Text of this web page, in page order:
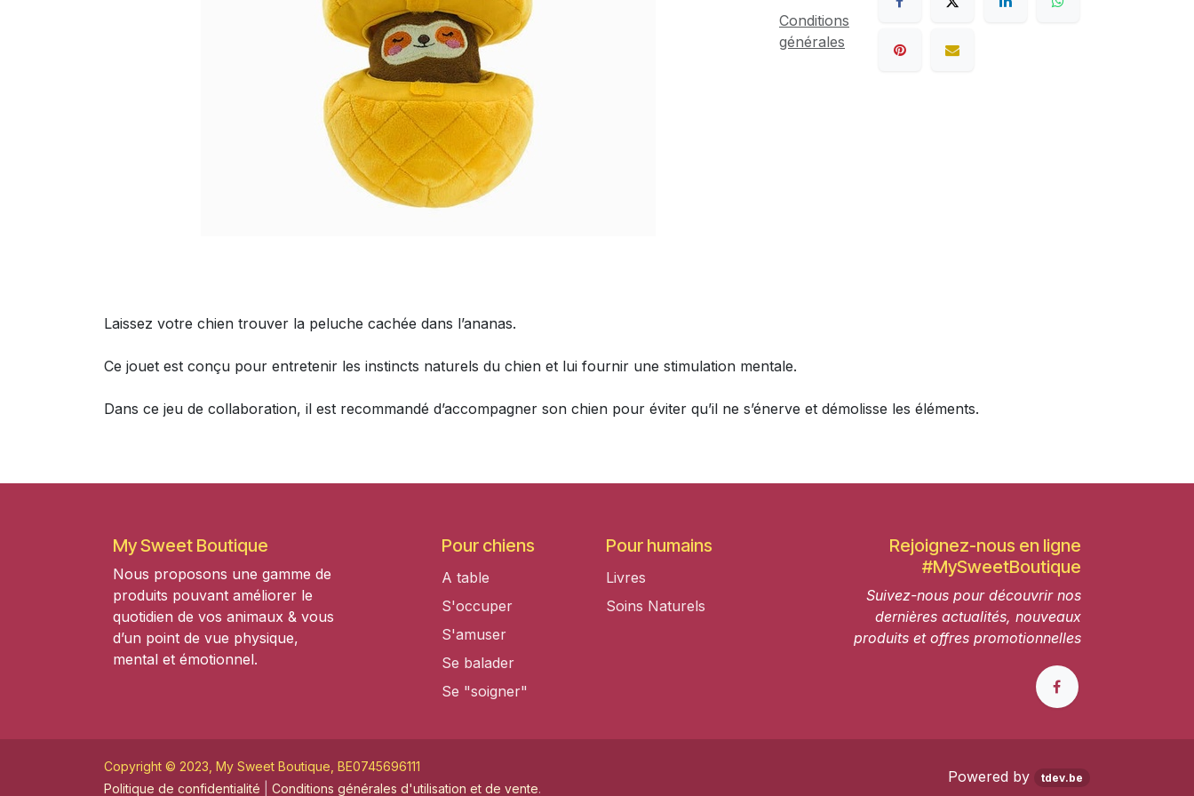
Conditions
générales
Laissez votre chien trouver la peluche cachée dans l’ananas.
Ce jouet est conçu pour entretenir les instincts naturels du chien et lui fournir une stimulation mentale.
Dans ce jeu de collaboration, il est recommandé d’accompagner son chien pour éviter qu’il ne s’énerve et démolisse les éléments.
Rejoignez-nous en ligne
#MySweetBoutique
Suivez-nous pour découvrir nos
dernières actualités, nouveaux
produits et offres promotionnelles
Pour chiens
A table
S'occuper
S'amuser
Se balader
Se "soigner"
My Sweet Boutique
Nous proposons une gamme de
produits pouvant améliorer le
quotidien de vos animaux & vous
d’un point de vue physique,
mental et émotionnel.
Pour humains
Livres
Soins Naturels
Copyright © 2023, My Sweet Boutique, BE0745696111
Politique de confidentialité
Conditions générales d'utilisation et de vente.
Powered by tdev.be